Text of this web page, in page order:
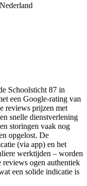
Schoolsticht 87 in
een Google-rating van
reviews prijzen met
snelle dienstverlening
storingen vaak nog
opgelost. De
(via app) en het
werktijden – worden
reviews ogen authentiek
een solide indicatie is